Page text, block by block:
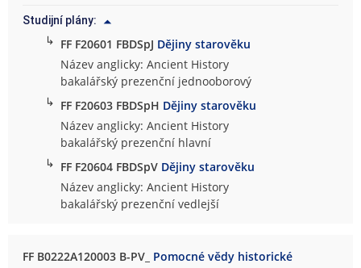
Studijní plány:
↳ FF F20601 FBDSpJ Dějiny starověku
Název anglicky: Ancient History
bakalářský prezenční jednooborový
↳ FF F20603 FBDSpH Dějiny starověku
Název anglicky: Ancient History
bakalářský prezenční hlavní
↳ FF F20604 FBDSpV Dějiny starověku
Název anglicky: Ancient History
bakalářský prezenční vedlejší
FF B0222A120003 B-PV_ Pomocné vědy historické